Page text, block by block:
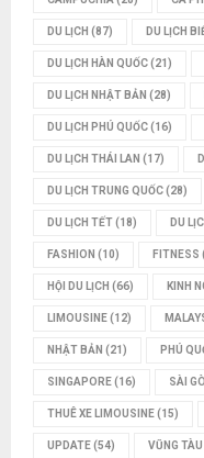
DU LỊCH (87) DU LỊCH
DU LỊCH HÀN QUỐC(21)
DU LỊCH NHẬT BẢN (28)
DU LỊCH PHÚ QUỐC(16)
DU LỊCH THÁI LAN (17)
DU LỊCH TRUNG QUỐC(28)
DU LỊCH TẾT(18) DU
FASHION (10) FITNESS
HỘI DU LỊCH (66) KINH
LIMOUSINE(12)
NHẬT BẢN (21) PHÚ
SINGAPORE(16) SÀI
THUÊ XE LIMOUSINE(15)
UPDATE(54) VŨNG TÀU